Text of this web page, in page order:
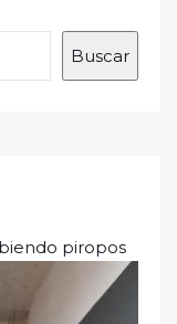
Buscar
piropos